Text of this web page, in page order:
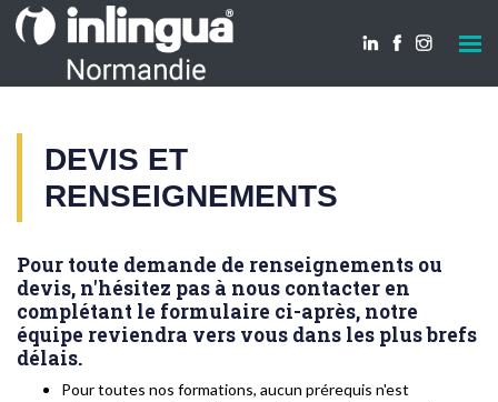
DEVIS ET
RENSEIGNEMENTS
Pour toute demande de renseignements ou
devis, n'hésitez pas à nous contacter en
complétant le formulaire ci-après, notre
équipe reviendra vers vous dans les plus brefs
délais.
Pour toutes nos formations, aucun prérequis n'est